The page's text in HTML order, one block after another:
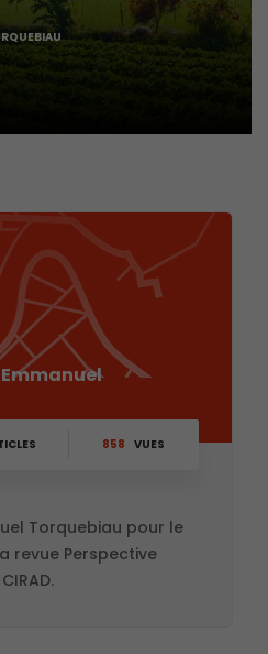
858 VUES
Torquebiau pour le
revue Perspective